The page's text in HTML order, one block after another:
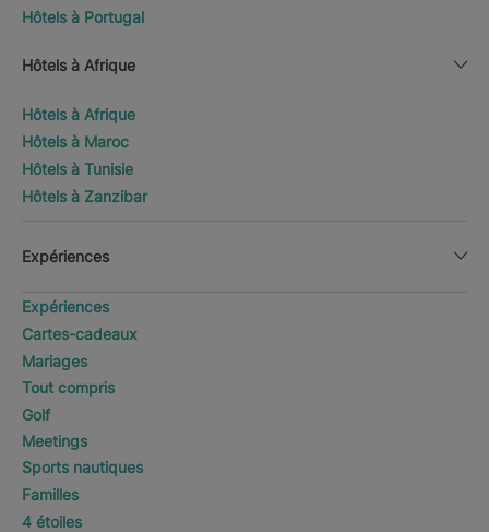
Hôtels à Portugal
Hôtels à Afrique
Hôtels à Afrique
Hôtels à Maroc
Hôtels à Tunisie
Hôtels à Zanzibar
Expériences
Expériences
Cartes-cadeaux
Mariages
Tout compris
Golf
Meetings
Sports nautiques
Familles
4 étoiles